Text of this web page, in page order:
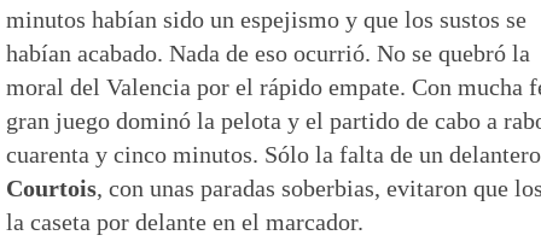
minutos habían sido un espejismo y que los sustos se
habían acabado. Nada de eso ocurrió. No se quebró la
moral del Valencia por el rápido empate. Con mucha
gran juego dominó la pelota y el partido de cabo a
cuarenta y cinco minutos. Sólo la falta de un
Courtois, con unas paradas soberbias, evitaron que
la caseta por delante en el marcador.